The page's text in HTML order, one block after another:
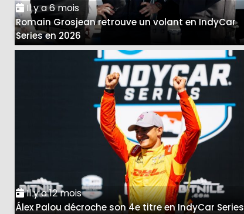
Il y a 6 mois
Romain Grosjean retrouve un volant en IndyCar
Series en 2026
Il y a 12 mois
Álex Palou décroche son 4e titre en IndyCar Series